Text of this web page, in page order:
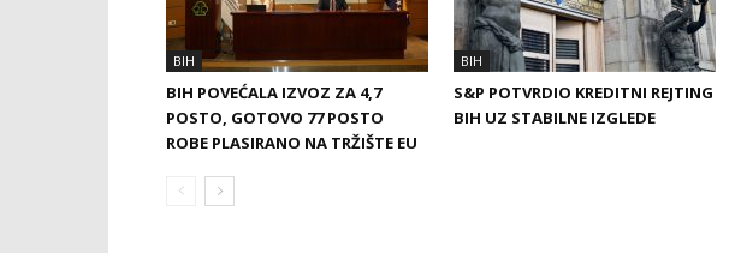
BIH
BIH POVEĆALA IZVOZ ZA 4,7
POSTO, GOTOVO 77 POSTO
ROBE PLASIRANO NA TRŽIŠTE EU
BIH
S&P POTVRDIO KREDITNI REJTING
BIH UZ STABILNE IZGLEDE